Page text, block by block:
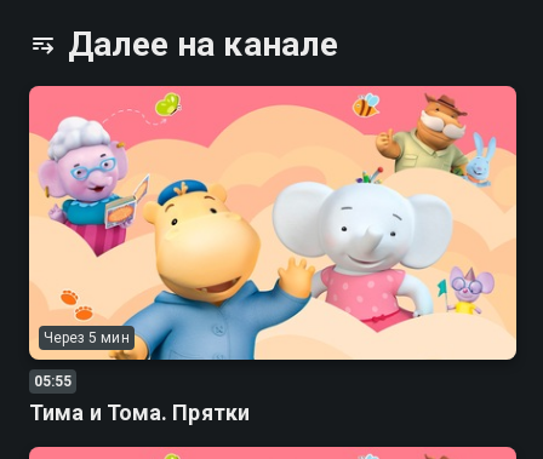
Далее на канале
Через 5 мин
05:55
Тима и Тома. Прятки